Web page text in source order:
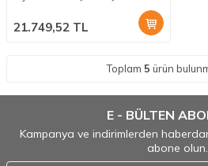
21.749,52 TL
Toplam 5 ürün
E - BÜLTEN
Kampanya ve indirimlerden
abone olun.